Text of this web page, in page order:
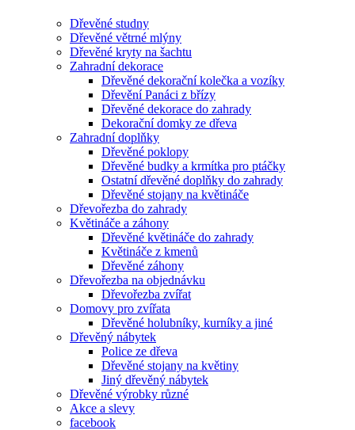
Dřevěné studny
Dřevěné větrné mlýny
Dřevěné kryty na šachtu
Zahradní dekorace
Dřevěné dekorační kolečka a vozíky
Dřevění Panáci z břízy
Dřevěné dekorace do zahrady
Dekorační domky ze dřeva
Zahradní doplňky
Dřevěné poklopy
Dřevěné budky a krmítka pro ptáčky
Ostatní dřevěné doplňky do zahrady
Dřevěné stojany na květináče
Dřevořezba do zahrady
Květináče a záhony
Dřevěné květináče do zahrady
Květináče z kmenů
Dřevěné záhony
Dřevořezba na objednávku
Dřevořezba zvířat
Domovy pro zvířata
Dřevěné holubníky, kurníky a jiné
Dřevěný nábytek
Police ze dřeva
Dřevěné stojany na květiny
Jiný dřevěný nábytek
Dřevěné výrobky různé
Akce a slevy
facebook